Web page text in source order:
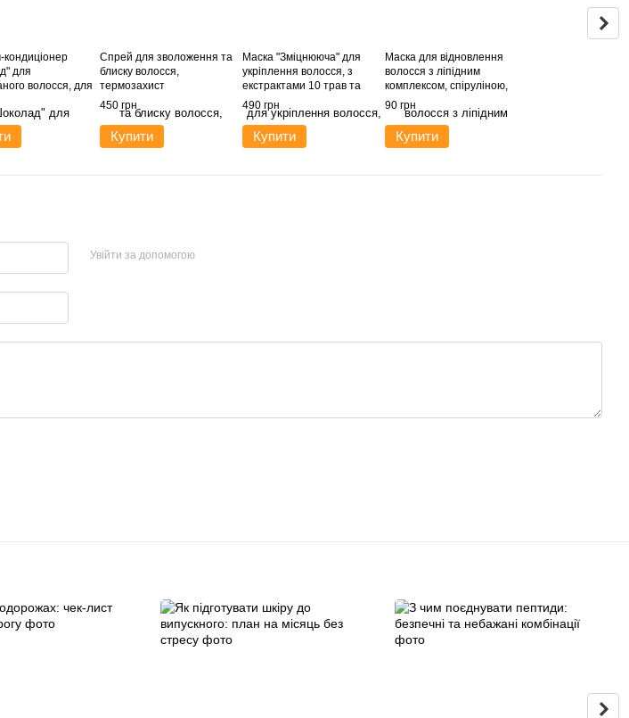
кондиціонер
для
волосся, для
термозахисту
Спрей для зволоження та
блиску волосся,
термозахист
450 грн
Купити
Маска "Зміцнююча" для
укріплення волосся, з
екстрактами 10 трав та
ніацинамідом
490 грн
Купити
Маска для відновлення
волосся з ліпідним
комплексом, спіруліною,
кашеміром та шовком
90 грн
Купити
Увійти за допомогою